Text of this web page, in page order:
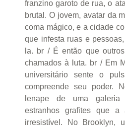
franzino garoto de rua, o
brutal. O jovem, avatar da
coma mágico, e a cidade
que infesta ruas e
la. br / É então que
chamados à luta. br / Em
universitário sente o
compreende seu poder.
lenape de uma
estranhos grafites que a
irresistível. No Brooklyn,